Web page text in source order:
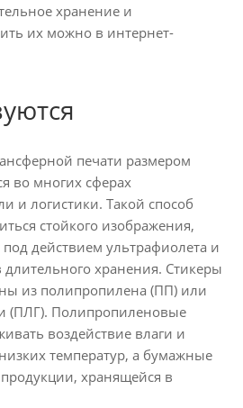
хранение и
их можно в интернет-
печати размером
во многих сферах
и логистики. Такой способ
стойкого изображения,
действием ультрафиолета и
длительного хранения. Стикеры
из полипропилена (ПП) или
(ПЛГ). Полипропиленовые
воздействие влаги и
температур, а бумажные
хранящейся в